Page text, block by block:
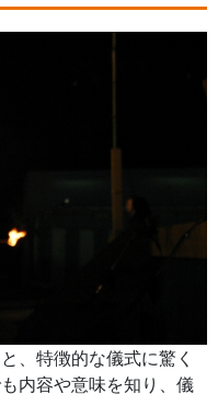
、特徴的な儀式に驚く
内容や意味を知り、儀